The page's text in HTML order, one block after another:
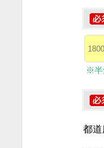
※半
都道